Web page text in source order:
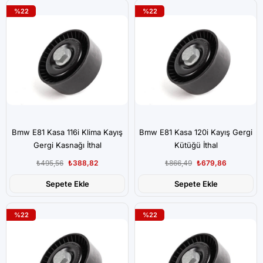
Bmw E81 Kasa 116i Klima Kayış
Gergi Kasnağı İthal
₺388,82
₺495,56
Sepete Ekle
%22
Bmw E81 Kasa 120i Kayış Gergi
Kütüğü İthal
₺679,86
₺866,49
Sepete Ekle
%22
%22 %22